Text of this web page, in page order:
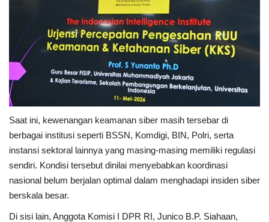
Saat ini, kewenangan keamanan siber masih tersebar di
berbagai institusi seperti BSSN, Komdigi, BIN, Polri, serta
instansi sektoral lainnya yang masing-masing memiliki regulasi
sendiri. Kondisi tersebut dinilai menyebabkan koordinasi
nasional belum berjalan optimal dalam menghadapi insiden siber
berskala besar.
Di sisi lain, Anggota Komisi I DPR RI, Junico B.P. Siahaan,